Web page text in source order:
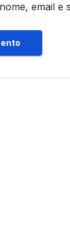
email